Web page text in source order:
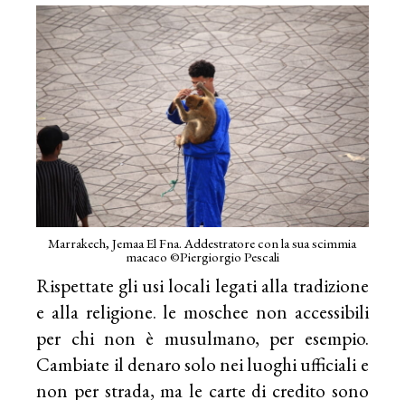
Marrakech, Jemaa El Fna. Addestratore con la sua scimmia
macaco ©Piergiorgio Pescali
Rispettate gli usi locali legati alla tradizione
e alla religione. le moschee non accessibili
per chi non è musulmano, per esempio.
Cambiate il denaro solo nei luoghi ufficiali e
non per strada, ma le carte di credito sono